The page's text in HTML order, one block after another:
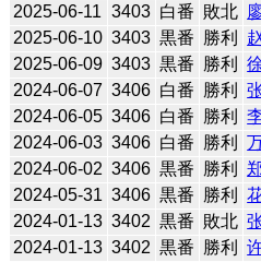
2025-06-11 3403 白番 敗北
2025-06-10 3403 黒番 勝利
2025-06-09 3403 黒番 勝利
2024-06-07 3406 白番 勝利
2024-06-05 3406 白番 勝利
2024-06-03 3406 白番 勝利
2024-06-02 3406 黒番 勝利
2024-05-31 3406 黒番 勝利
2024-01-13 3402 黒番 敗北
2024-01-13 3402 黒番 勝利